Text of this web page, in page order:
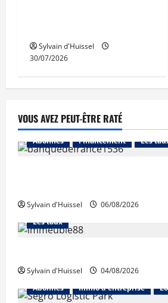
Sylvain d'Huissel
30/07/2026
VOUS AVEZ PEUT-ÊTRE RATÉ
Abonnés Financement Les
Sylvain d'Huissel 06/08/2026
Abonnés Financement
Les taux
Sylvain d'Huissel
04/08/2026
Abonnés
Immo d'entreprise